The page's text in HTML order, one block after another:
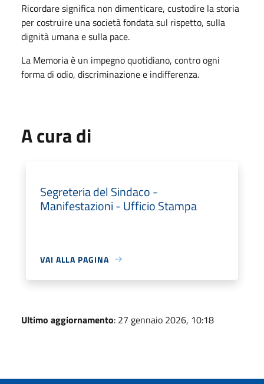
Ricordare significa non dimenticare, custodire la storia
per costruire una società fondata sul rispetto, sulla
dignità umana e sulla pace.
La Memoria è un impegno quotidiano, contro ogni
forma di odio, discriminazione e indifferenza.
A cura di
Segreteria del Sindaco -
Manifestazioni - Ufficio Stampa
VAI ALLA PAGINA
Ultimo aggiornamento: 27 gennaio 2026, 10:18